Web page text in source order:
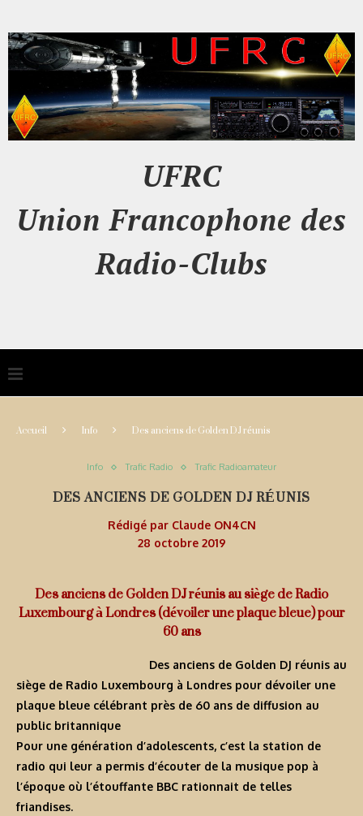
UFRC
Union Francophone des
Radio-Clubs
Accueil Info Des anciens de Golden DJ réunis
Info Trafic Radio Trafic Radioamateur
DES ANCIENS DE GOLDEN DJ RÉUNIS
Rédigé par Claude ON4CN
28 octobre 2019
Des anciens de Golden DJ réunis au siège de Radio
Luxembourg à Londres (dévoiler une plaque bleue) pour
60 ans
Des anciens de Golden DJ réunis au
siège de Radio Luxembourg à Londres pour dévoiler une
plaque bleue célébrant près de 60 ans de diffusion au
public britannique
Pour une génération d’adolescents, c’est la station de
radio qui leur a permis d’écouter de la musique pop à
l’époque où l’étouffante BBC rationnait de telles
friandises.